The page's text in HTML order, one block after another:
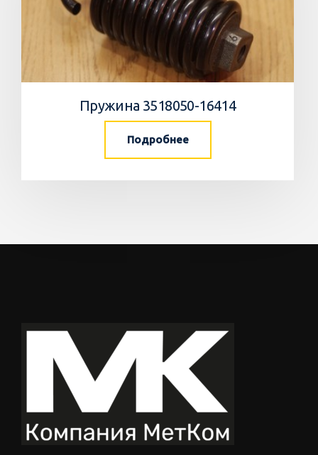
Пружина 3518050-16414
Подробнее